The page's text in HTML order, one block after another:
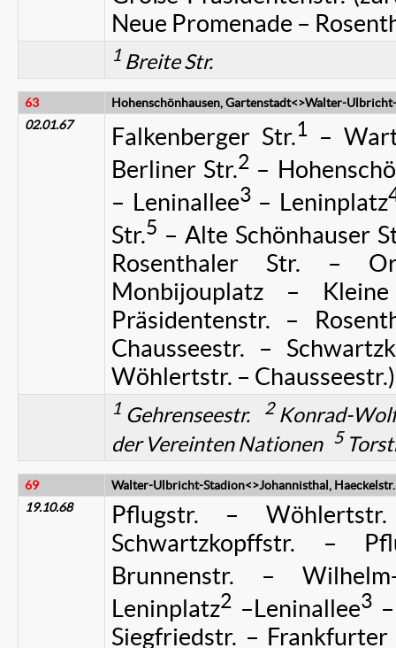
Neue Promenade –
1 Breite Str.
63
Hohenschönhausen, Gartenstadt<>Walter-
02.01.67
Falkenberger Str.1–
Berliner Str.2 –
– Leninallee3– Leninplatz
Str.5 – Alte Schönhauser
Rosenthaler Str. –
Monbijouplatz –
Präsidentenstr. –
Chausseestr. –
Wöhlertstr. – Chausseestr.)
1 Gehrenseestr. 2Konrad-
der Vereinten Nationen 5
69
Walter-Ulbricht-Stadion<>Johannisthal, Haeckelstr.
19.10.68
Pflugstr. –
Schwartzkopffstr. –
Brunnenstr. – Wilhelm-
Leninplatz2 –Leninallee3
Siegfriedstr. –